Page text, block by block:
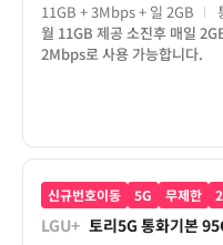
11GB + 3Mbps+ 일 2GB
월 11GB 제공 소진후 매일
2Mbps로 사용 가능합니다.
신규번호이동 5G 무제한
LGU+ 토리5G 통화기본